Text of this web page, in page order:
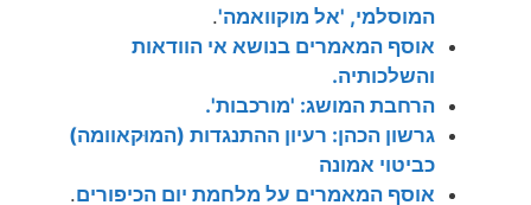
המוסלמי, 'אל מוקוואמה'.
אוסף המאמרים בנושא אי הוודאות
והשלכותיה.
הרחבת המושג: 'מורכבות'.
גרשון הכהן: רעיון ההתנגדות (המוּקאוומה)
כביטוי אמונה
אוסף המאמרים על מלחמת יום הכיפורים.